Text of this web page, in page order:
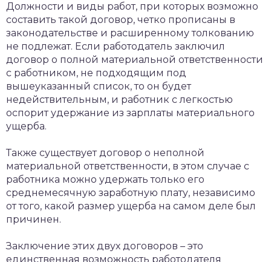
Должности и виды работ, при которых возможно
составить такой договор, четко прописаны в
законодательстве и расширенному толкованию
не подлежат. Если работодатель заключил
договор о полной материальной ответственности
с работником, не подходящим под
вышеуказанный список, то он будет
недействительным, и работник с легкостью
оспорит удержание из зарплаты материального
ущерба.
Также существует договор о неполной
материальной ответственности, в этом случае с
работника можно удержать только его
среднемесячную заработную плату, независимо
от того, какой размер ущерба на самом деле был
причинен.
Заключение этих двух договоров – это
единственная возможность работодателя